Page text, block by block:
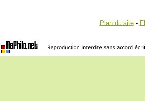
Plan du site-